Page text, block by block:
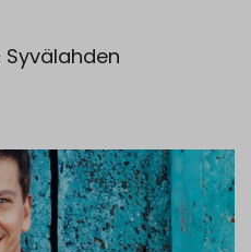
Syvälahden